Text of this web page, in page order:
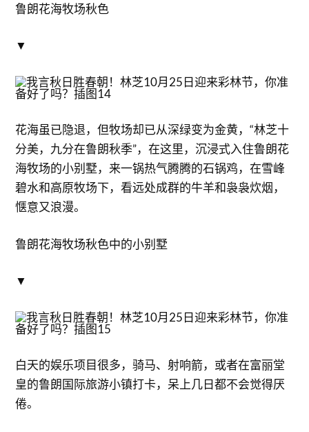
鲁朗花海牧场秋色
▼
花海虽已隐退，但牧场却已从深绿变为金黄，“林芝十
分美，九分在鲁朗秋季”，在这里，沉浸式入住鲁朗花
海牧场的小别墅，来一锅热气腾腾的石锅鸡，在雪峰
碧水和高原牧场下，看远处成群的牛羊和袅袅炊烟，
惬意又浪漫。
鲁朗花海牧场秋色中的小别墅
▼
白天的娱乐项目很多，骑马、射响箭，或者在富丽堂
皇的鲁朗国际旅游小镇打卡，呆上几日都不会觉得厌
倦。